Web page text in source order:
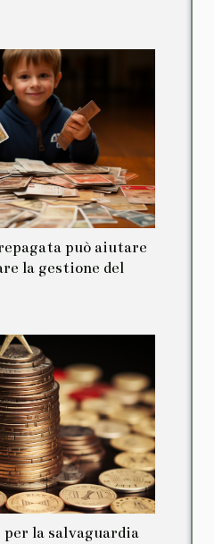
può aiutare
la gestione del
la salvaguardia